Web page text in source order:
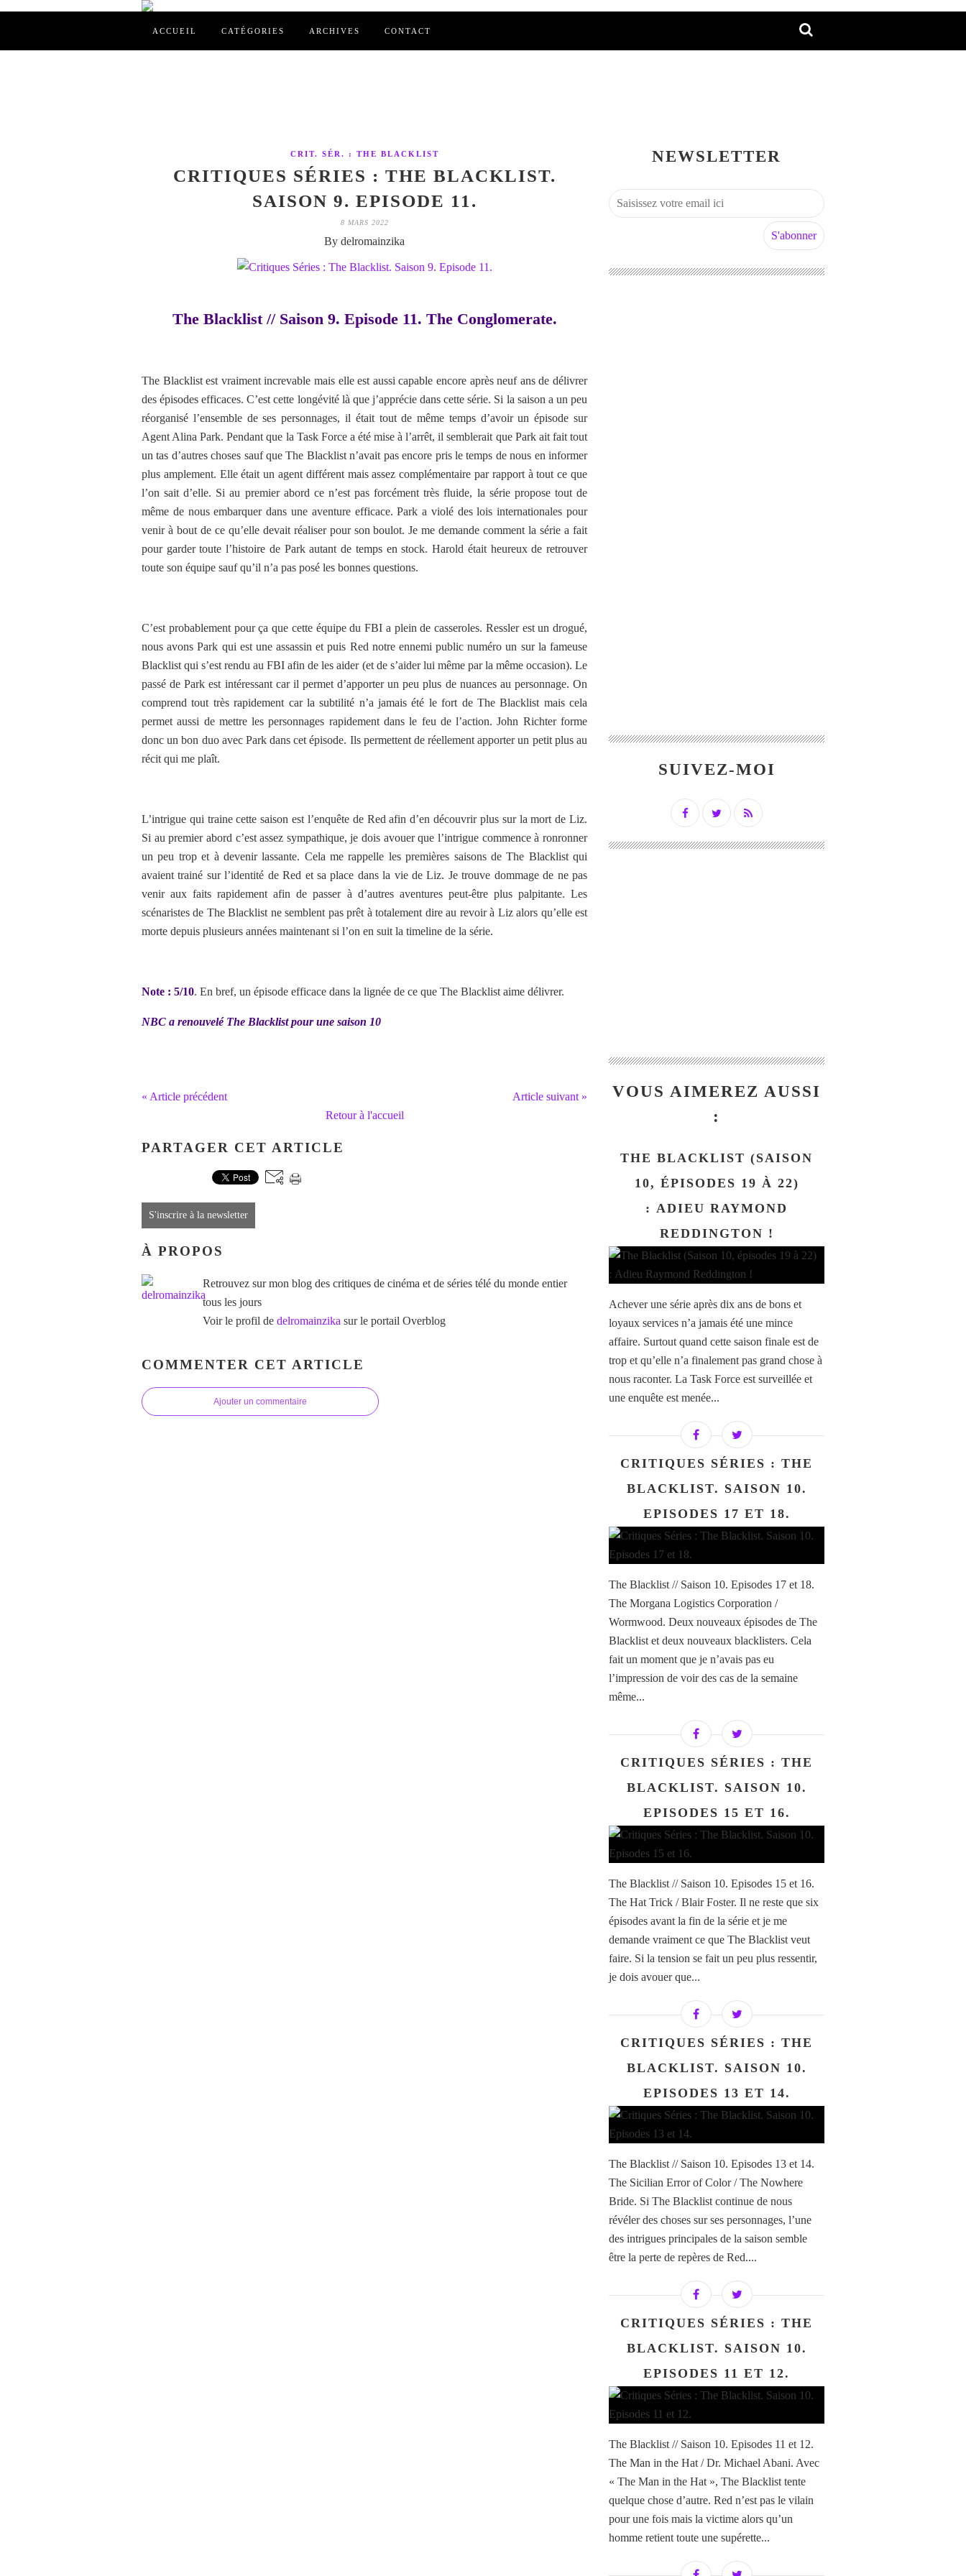
ACCUEIL CATÉGORIES ARCHIVES CONTACT
CRIT. SÉR. : THE BLACKLIST
CRITIQUES SÉRIES : THE BLACKLIST.
SAISON 9. EPISODE 11.
8 MARS 2022
By delromainzika
The Blacklist // Saison 9. Episode 11. The Conglomerate.
The Blacklist est vraiment increvable mais elle est aussi capable encore après neuf ans de délivrer
des épisodes efficaces. C’est cette longévité là que j’apprécie dans cette série. Si la saison a un peu
réorganisé l’ensemble de ses personnages, il était tout de même temps d’avoir un épisode sur
Agent Alina Park. Pendant que la Task Force a été mise à l’arrêt, il semblerait que Park ait fait tout
un tas d’autres choses sauf que The Blacklist n’avait pas encore pris le temps de nous en informer
plus amplement. Elle était un agent différent mais assez complémentaire par rapport à tout ce que
l’on sait d’elle. Si au premier abord ce n’est pas forcément très fluide, la série propose tout de
même de nous embarquer dans une aventure efficace. Park a violé des lois internationales pour
venir à bout de ce qu’elle devait réaliser pour son boulot. Je me demande comment la série a fait
pour garder toute l’histoire de Park autant de temps en stock. Harold était heureux de retrouver
toute son équipe sauf qu’il n’a pas posé les bonnes questions.
C’est probablement pour ça que cette équipe du FBI a plein de casseroles. Ressler est un drogué,
nous avons Park qui est une assassin et puis Red notre ennemi public numéro un sur la fameuse
Blacklist qui s’est rendu au FBI afin de les aider (et de s’aider lui même par la même occasion). Le
passé de Park est intéressant car il permet d’apporter un peu plus de nuances au personnage. On
comprend tout très rapidement car la subtilité n’a jamais été le fort de The Blacklist mais cela
permet aussi de mettre les personnages rapidement dans le feu de l’action. John Richter forme
donc un bon duo avec Park dans cet épisode. Ils permettent de réellement apporter un petit plus au
récit qui me plaît.
L’intrigue qui traine cette saison est l’enquête de Red afin d’en découvrir plus sur la mort de Liz.
Si au premier abord c’est assez sympathique, je dois avouer que l’intrigue commence à ronronner
un peu trop et à devenir lassante. Cela me rappelle les premières saisons de The Blacklist qui
avaient trainé sur l’identité de Red et sa place dans la vie de Liz. Je trouve dommage de ne pas
venir aux faits rapidement afin de passer à d’autres aventures peut-être plus palpitante. Les
scénaristes de The Blacklist ne semblent pas prêt à totalement dire au revoir à Liz alors qu’elle est
morte depuis plusieurs années maintenant si l’on en suit la timeline de la série.
Note : 5/10. En bref, un épisode efficace dans la lignée de ce que The Blacklist aime délivrer.
NBC a renouvelé The Blacklist pour une saison 10
« Article précédent
Article suivant »
Retour à l'accueil
PARTAGER CET ARTICLE
S'inscrire à la newsletter
À PROPOS
Retrouvez sur mon blog des critiques de cinéma et de séries télé du monde entier
tous les jours
Voir le profil de delromainzika sur le portail Overblog
COMMENTER CET ARTICLE
Ajouter un commentaire
NEWSLETTER
SUIVEZ-MOI
VOUS AIMEREZ AUSSI
:
THE BLACKLIST (SAISON
10, ÉPISODES 19 À 22)
: ADIEU RAYMOND
REDDINGTON !
Achever une série après dix ans de bons et
loyaux services n’a jamais été une mince
affaire. Surtout quand cette saison finale est de
trop et qu’elle n’a finalement pas grand chose à
nous raconter. La Task Force est surveillée et
une enquête est menée...
CRITIQUES SÉRIES : THE
BLACKLIST. SAISON 10.
EPISODES 17 ET 18.
The Blacklist // Saison 10. Episodes 17 et 18.
The Morgana Logistics Corporation /
Wormwood. Deux nouveaux épisodes de The
Blacklist et deux nouveaux blacklisters. Cela
fait un moment que je n’avais pas eu
l’impression de voir des cas de la semaine
même...
CRITIQUES SÉRIES : THE
BLACKLIST. SAISON 10.
EPISODES 15 ET 16.
The Blacklist // Saison 10. Episodes 15 et 16.
The Hat Trick / Blair Foster. Il ne reste que six
épisodes avant la fin de la série et je me
demande vraiment ce que The Blacklist veut
faire. Si la tension se fait un peu plus ressentir,
je dois avouer que...
CRITIQUES SÉRIES : THE
BLACKLIST. SAISON 10.
EPISODES 13 ET 14.
The Blacklist // Saison 10. Episodes 13 et 14.
The Sicilian Error of Color / The Nowhere
Bride. Si The Blacklist continue de nous
révéler des choses sur ses personnages, l’une
des intrigues principales de la saison semble
être la perte de repères de Red....
CRITIQUES SÉRIES : THE
BLACKLIST. SAISON 10.
EPISODES 11 ET 12.
The Blacklist // Saison 10. Episodes 11 et 12.
The Man in the Hat / Dr. Michael Abani. Avec
« The Man in the Hat », The Blacklist tente
quelque chose d’autre. Red n’est pas le vilain
pour une fois mais la victime alors qu’un
homme retient toute une supérette...